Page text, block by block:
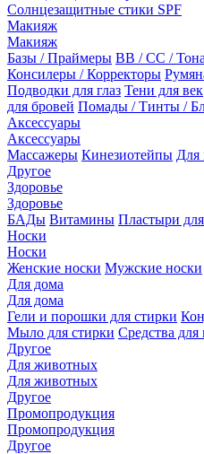
Солнцезащитные стики SPF
Макияж
Макияж
Базы / Праймеры BB / CC /
Консилеры / Корректоры
Подводки для глаз Тени для век
для бровей Помады / Тинты /
Аксессуары
Аксессуары
Массажеры Кинезиотейпы Для
Другое
Здоровье
Здоровье
БАДы Витамины Пластыри для
Носки
Носки
Женские носки Мужские носки
Для дома
Для дома
Гели и порошки для стирки
Мыло для стирки Средства
Другое
Для животных
Для животных
Другое
Промопродукция
Промопродукция
Другое